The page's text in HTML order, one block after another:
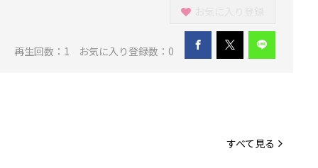
再生回数： 1 お気に入り登録数：0
すべて見る